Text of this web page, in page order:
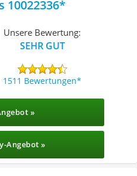
10022336
Unsere Bewertung:
SEHR GUT
1511 Bewertungen
»
Angebot »